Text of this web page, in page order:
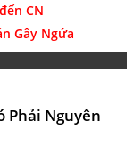
CN
Gây Ngứa
Phải Nguyên